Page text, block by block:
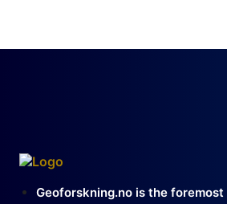
Geoforskning.no is the